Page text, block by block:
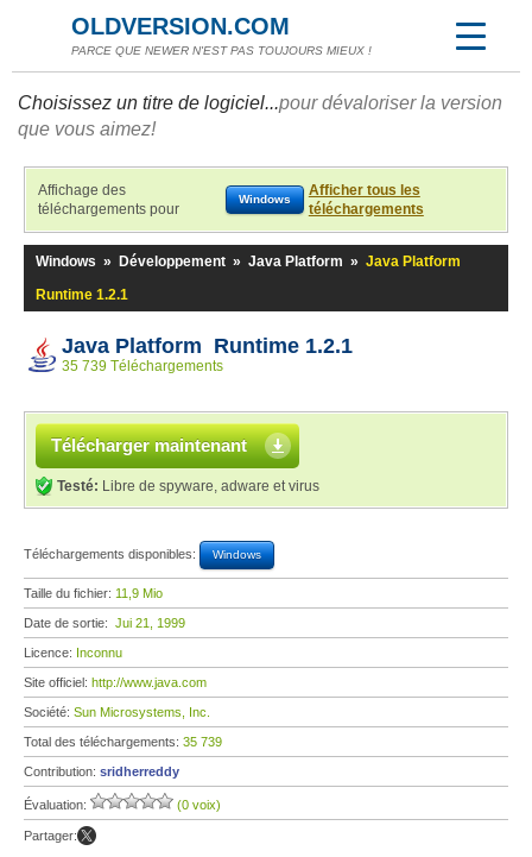
OLDVERSION.COM
PARCE QUE NEWER N'EST PAS TOUJOURS MIEUX !
Choisissez un titre de logiciel...pour dévaloriser la version
que vous aimez!
Affichage des
téléchargements pour
Windows
Afficher tous les
téléchargements
Windows » Développement » Java Platform » Java Platform
Runtime 1.2.1
Java Platform Runtime 1.2.1
35 739 Téléchargements
Télécharger maintenant
Testé: Libre de spyware, adware et virus
Téléchargements disponibles: Windows
Taille du fichier: 11,9 Mio
Date de sortie: Jui 21, 1999
Licence: Inconnu
Site officiel: http://www.java.com
Société: Sun Microsystems, Inc.
Total des téléchargements: 35 739
Contribution: sridherreddy
Évaluation: (0 voix)
Partager: